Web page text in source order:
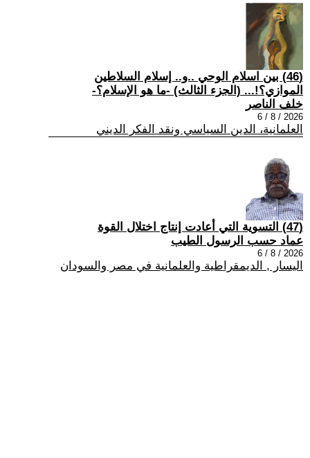
(46) بين اسلام الوحي ..و.. إسلام السلاطين
الموازي؟!... (الجزء الثالث) -ما هو الإسلام؟-
خلف الناصر
2026 / 8 / 6
العلمانية، الدين السياسي ونقد الفكر الديني
(47) التسوية التي أعادت إنتاج اختلال القوة
عماد حسب الرسول الطيب
2026 / 8 / 6
اليسار , الديمقراطية والعلمانية في مصر والسودان